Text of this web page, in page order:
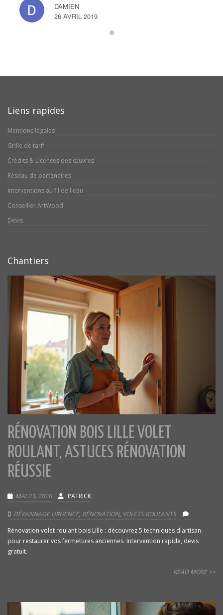
DAMIEN
26 AVRIL 2019
Liens rapides
Mentions légales
Grille de tarif
Crédits & Licences des œuvres
Réseau de partenaires
Interventions au fil de l'eau
Conseiller ArtWood
Devis
Chantiers
RÉNOVATION BOIS LILLE VOLET
ROULANT, ASTUCES RÉNOVATION
RÉUSSIE
MAI 23, 2026 PATRICK
DÉPANNAGE URGENCE, RÉNOVATION, VOLETS ROULANTS
Rénovation volet roulant bois Lille : découvrez 5 techniques d'artisan
pour restaurer vos fermetures anciennes. Intervention rapide, devis
gratuit.
READ MORE >>